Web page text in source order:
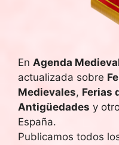
En Agenda
actualizada sobre
Medievales, Ferias
Antigüedades y
España.
Publicamos todos